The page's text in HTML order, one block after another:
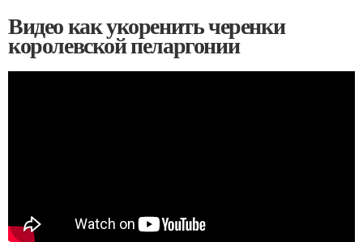
Видео как укоренить черенки
королевской пеларгонии